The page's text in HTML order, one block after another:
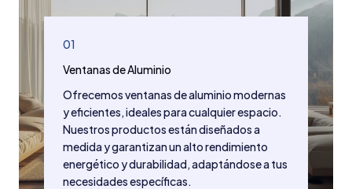
01
Ventanas de Aluminio
Ofrecemos ventanas de aluminio modernas
y eficientes, ideales para cualquier espacio.
Nuestros productos están diseñados a
medida y garantizan un alto rendimiento
energético y durabilidad, adaptándose a tus
necesidades específicas.